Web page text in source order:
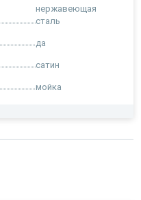
нержавеющая
сталь
да
сатин
мойка